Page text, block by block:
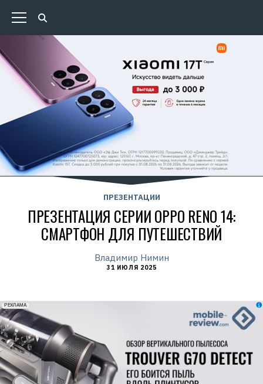
ПРЕЗЕНТАЦИИ
ПРЕЗЕНТАЦИЯ СЕРИИ OPPO RENO 14:
СМАРТФОН ДЛЯ ПУТЕШЕСТВИЙ
Владимир Нимин
31 ИЮЛЯ 2025
erid: 2VfnxxmNzs5
РЕКЛАМА